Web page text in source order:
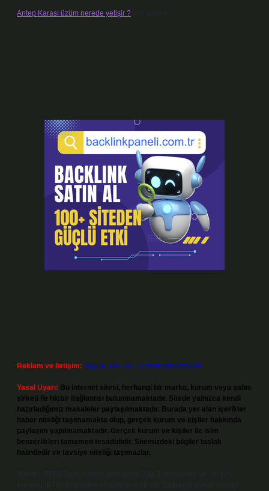
Antep Karası üzüm nerede yetişir ? için admin
Reklam ve İletişim: Skype: live:.cid.575569c608265c69
Yasal Uyarı: Bu internet sitesi, herhangi bir marka, kurum veya şahıs
şirketi ile hiçbir bağlantısı bulunmamaktadır. Sitede yalnızca kendi
hazırladığımız makaleler paylaşılmaktadır. Burada yer alan içerikler
haber niteliği taşımamakta olup, gerçek kurum ve kişiler hakkında
paylaşım yapılmamaktadır. Gerçek kurum ve kişiler ile isim
benzerlikleri tamamen tesadüfidir. Sitemizdeki bilgiler taslak
halindedir ve tavsiye niteliği taşımazlar.
Sitemiz, 5651 Sayılı Kanun gereğince Bilgi Teknolojileri ve İletişim
Kurumu (BTK) tarafından onaylanmış bir Yer Sağlayıcı olarak hizmet